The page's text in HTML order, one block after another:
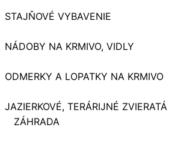
STAJŇOVÉ VYBAVENIE
NÁDOBY NA KRMIVO, VIDLY
ODMERKY A LOPATKY NA KRMIVO
JAZIERKOVÉ, TERÁRIJNÉ ZVIERATÁ
ZÁHRADA